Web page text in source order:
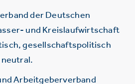
der Deutschen
und Kreislaufwirtschaft
gesellschaftspolitisch
Arbeitgeberverband